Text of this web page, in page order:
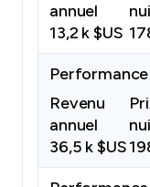
annuel
13,2 k $US
Revenu
annuel
36,5 k $US